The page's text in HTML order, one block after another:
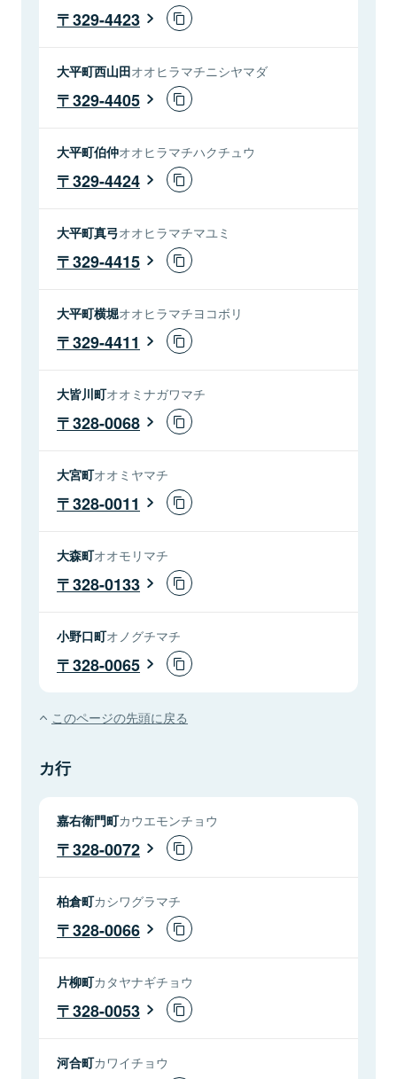
329-4423
大平町西山田オオヒラマチニシヤマダ
329-4405
大平町伯仲オオヒラマチハクチュウ
329-4424
大平町真弓オオヒラマチマユミ
329-4415
大平町横堀オオヒラマチヨコボリ
329-4411
大皆川町オオミナガワマチ
328-0068
大宮町オオミヤマチ
328-0011
大森町オオモリマチ
328-0133
小野口町オノグチマチ
328-0065
このページの先頭に戻る
カ行
嘉右衛門町カウエモンチョウ
328-0072
柏倉町カシワグラマチ
328-0066
片柳町カタヤナギチョウ
328-0053
河合町カワイチョウ